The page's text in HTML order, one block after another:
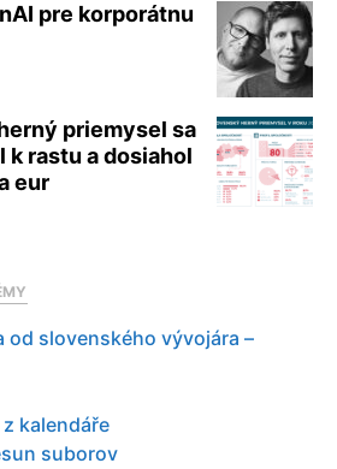
pre korporátnu
priemysel sa
rastu a dosiahol
eur
od slovenského vývojára –
kalendáře
suborov